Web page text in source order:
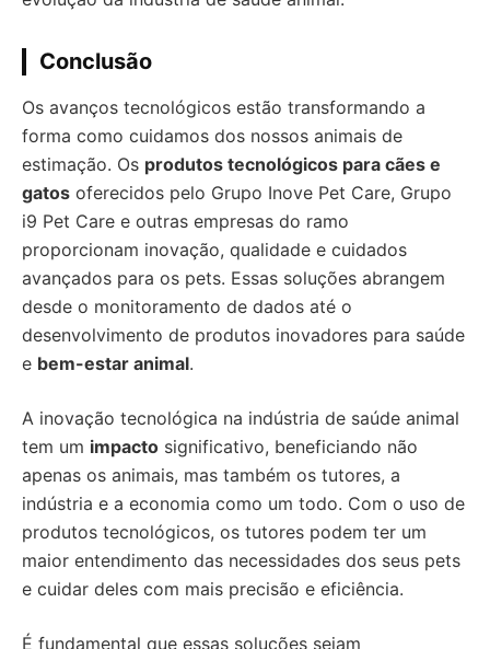
Conclusão
Os avanços tecnológicos estão transformando a
forma como cuidamos dos nossos animais de
estimação. Os produtos tecnológicos para cães e
gatos oferecidos pelo Grupo Inove Pet Care, Grupo
i9 Pet Care e outras empresas do ramo
proporcionam inovação, qualidade e cuidados
avançados para os pets. Essas soluções abrangem
desde o monitoramento de dados até o
desenvolvimento de produtos inovadores para saúde
e bem-estar animal.
A inovação tecnológica na indústria de saúde animal
tem um impacto significativo, beneficiando não
apenas os animais, mas também os tutores, a
indústria e a economia como um todo. Com o uso de
produtos tecnológicos, os tutores podem ter um
maior entendimento das necessidades dos seus pets
e cuidar deles com mais precisão e eficiência.
É fundamental que essas soluções sejam